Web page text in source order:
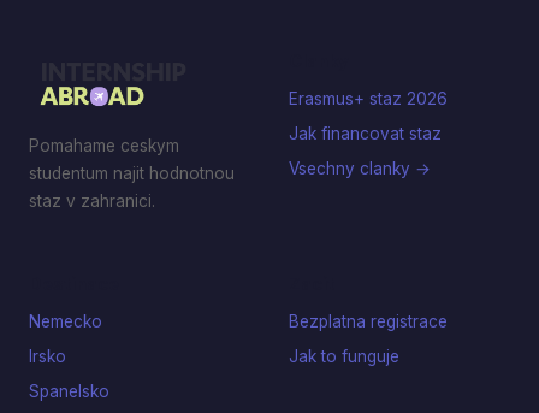
Pomahame ceskym
studentum najit hodnotnou
staz v zahranici.
Erasmus+ staz 2026
Jak financovat staz
Vsechny clanky →
Nemecko
Irsko
Spanelsko
Bezplatna registrace
Jak to funguje